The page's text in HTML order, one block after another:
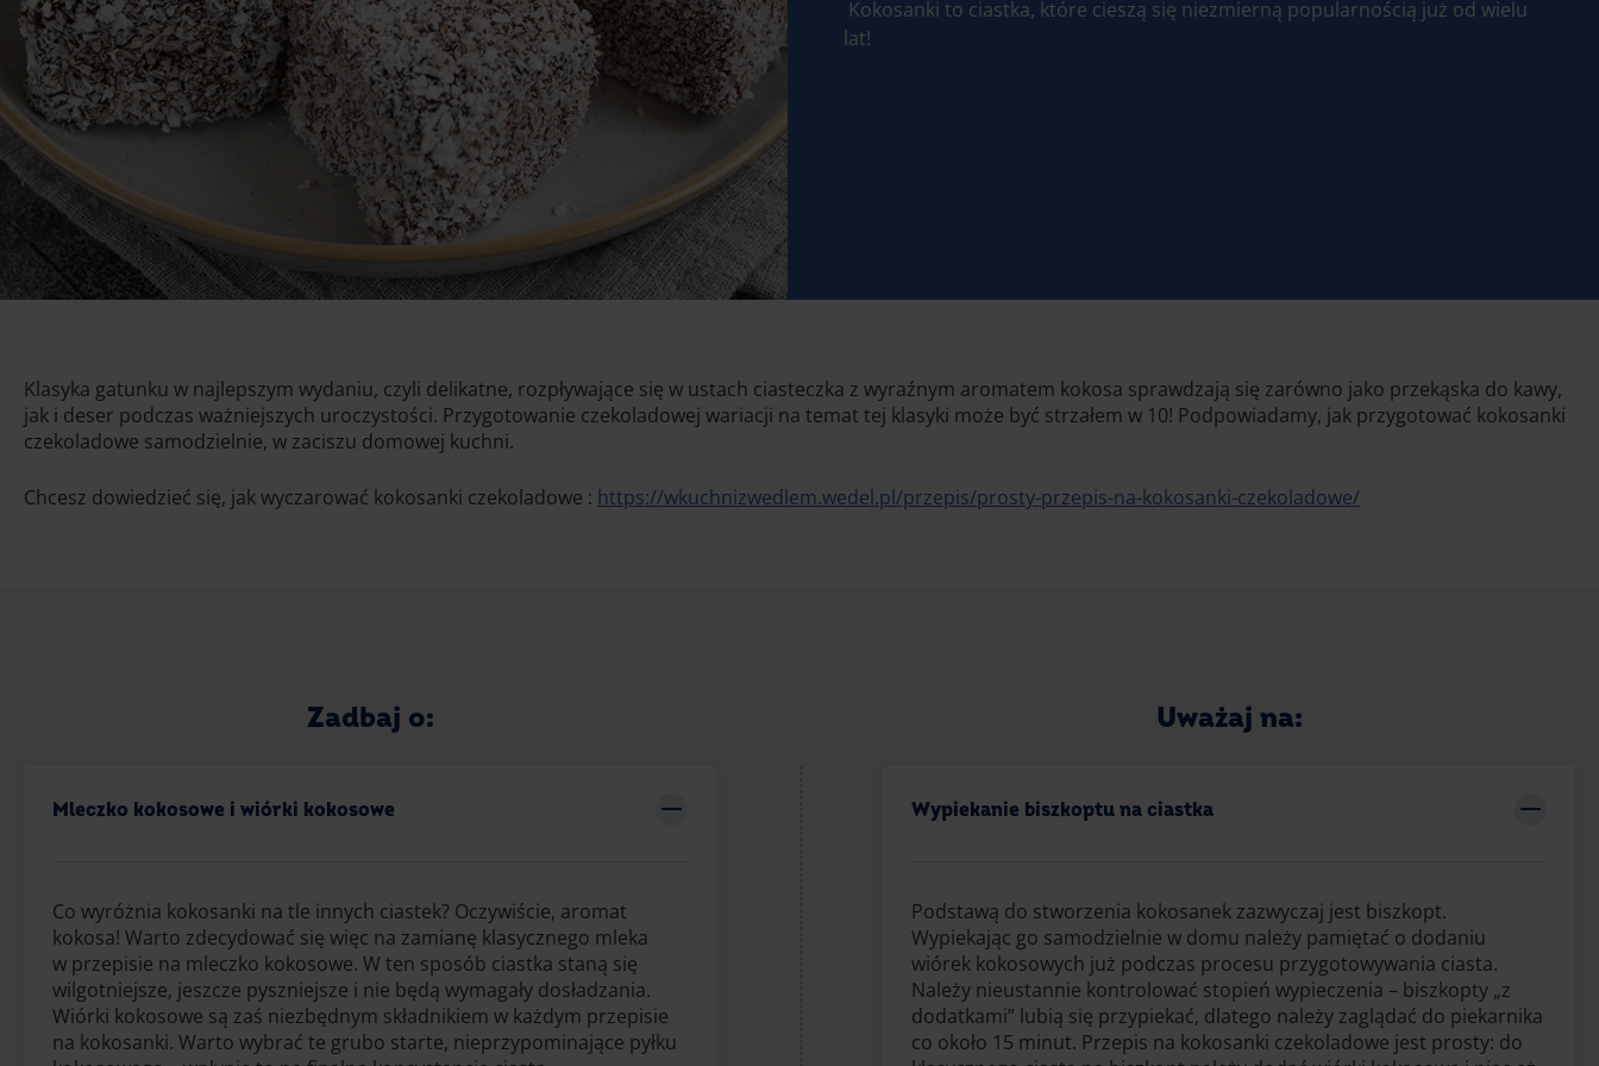
Kokosanki to ciastka, które cieszą się niezmierną popularnością już od wielu
lat!
Klasyka gatunku w najlepszym wydaniu, czyli delikatne, rozpływające się w ustach ciasteczka z wyraźnym aromatem kokosa sprawdzają się zarówno jako przekąska do kawy,
jak i deser podczas ważniejszych uroczystości. Przygotowanie czekoladowej wariacji na temat tej klasyki może być strzałem w 10! Podpowiadamy, jak przygotować kokosanki
czekoladowe samodzielnie, w zaciszu domowej kuchni.
Chcesz dowiedzieć się, jak wyczarować kokosanki czekoladowe : https://wkuchnizwedlem.wedel.pl/przepis/prosty-przepis-na-kokosanki-czekoladowe/
Zadbaj o:
Mleczko kokosowe i wiórki kokosowe
Co wyróżnia kokosanki na tle innych ciastek? Oczywiście, aromat
kokosa! Warto zdecydować się więc na zamianę klasycznego mleka
w przepisie na mleczko kokosowe. W ten sposób ciastka staną się
wilgotniejsze, jeszcze pyszniejsze i nie będą wymagały dosładzania.
Wiórki kokosowe są zaś niezbędnym składnikiem w każdym przepisie
na kokosanki. Warto wybrać te grubo starte, nieprzypominające pyłku
Uważaj na:
Wypiekanie biszkoptu na ciastka
Podstawą do stworzenia kokosanek zazwyczaj jest biszkopt.
Wypiekając go samodzielnie w domu należy pamiętać o dodaniu
wiórek kokosowych już podczas procesu przygotowywania ciasta.
Należy nieustannie kontrolować stopień wypieczenia – biszkopty „z
dodatkami” lubią się przypiekać, dlatego należy zaglądać do piekarnika
co około 15 minut. Przepis na kokosanki czekoladowe jest prosty: do